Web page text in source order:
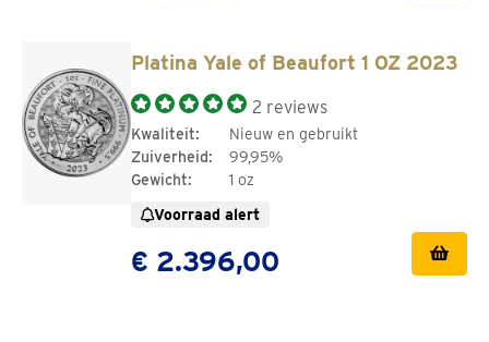
Platina Yale of Beaufort 1 OZ 2023
2 reviews
Kwaliteit:
Nieuw en gebruikt
Zuiverheid:
99,95%
Gewicht:
1 oz
Voorraad alert
€ 2.396,00